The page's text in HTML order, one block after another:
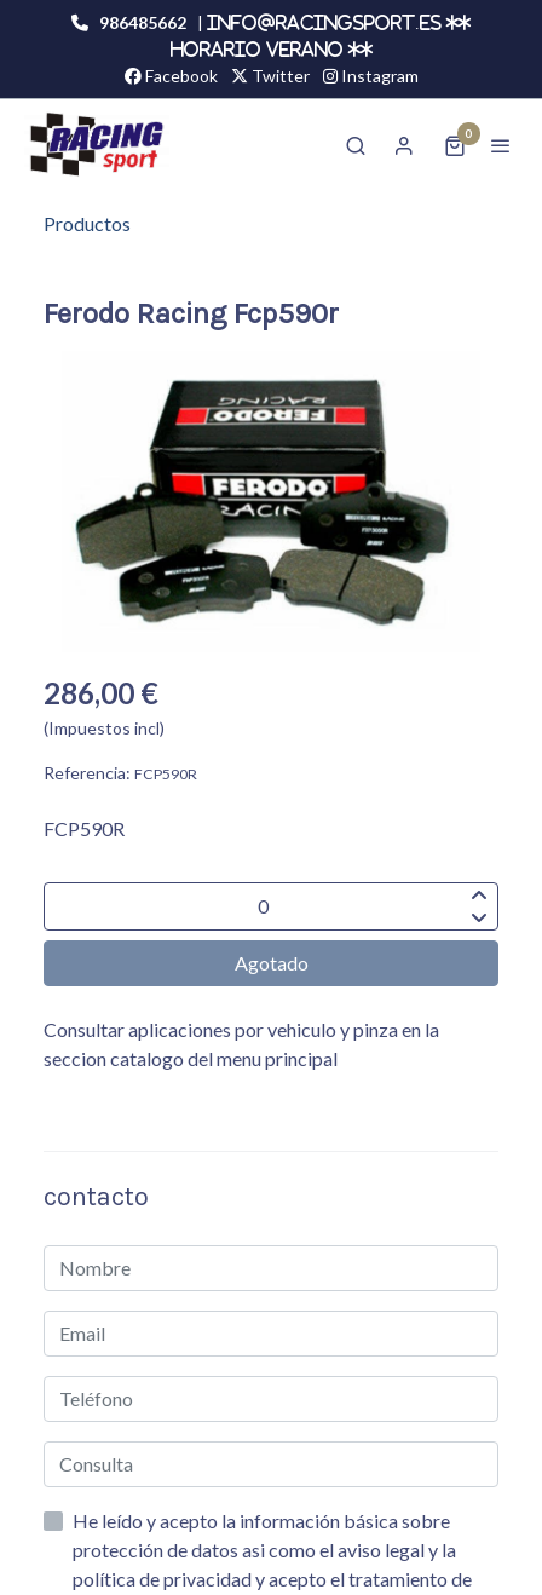
986485662 |
info@racingsport.es **
HORARIO VERANO **
Facebook Twitter Instagram
0
Productos
Ferodo Racing Fcp590r
286,00 €
(Impuestos incl)
Referencia: FCP590R
FCP590R
Agotado
Consultar aplicaciones por vehiculo y pinza en la
seccion catalogo del menu principal
contacto
He leído y acepto la información básica sobre
protección de datos asi como el aviso legal y la
política de privacidad y acepto el tratamiento de